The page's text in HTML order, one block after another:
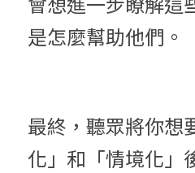
是怎麼幫助他們。
最終，聽眾將你想
化」和「情境化」